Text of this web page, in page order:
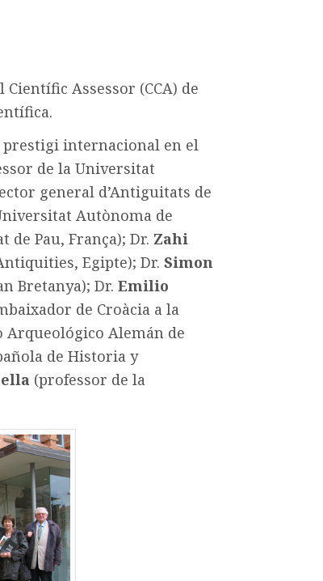
Assessor (CCA) de
prestigi internacional en el
de la Universitat
general d’Antiguitats de
Autònoma de
de Pau, França); Dr. Zahi
Egipte); Dr. Simon
Bretanya); Dr. Emilio
de Croàcia a la
Alemán de
de Historia y
(professor de la